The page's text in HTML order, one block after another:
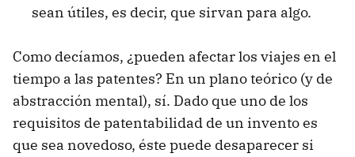
sean útiles, es decir, que sirvan para algo.
Como decíamos, ¿pueden afectar los viajes en el
tiempo a las patentes? En un plano teórico (y de
abstracción mental), sí. Dado que uno de los
requisitos de patentabilidad de un invento es
que sea novedoso, éste puede desaparecer si